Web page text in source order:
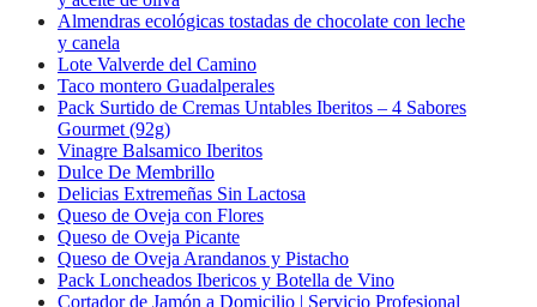
Almendras ecológicas tostadas de chocolate con leche
y canela
Lote Valverde del Camino
Taco montero Guadalperales
Pack Surtido de Cremas Untables Iberitos – 4 Sabores
Gourmet (92g)
Vinagre Balsamico Iberitos
Dulce De Membrillo
Delicias Extremeñas Sin Lactosa
Queso de Oveja con Flores
Queso de Oveja Picante
Queso de Oveja Arandanos y Pistacho
Pack Loncheados Ibericos y Botella de Vino
Cortador de Jamón a Domicilio | Servicio Profesional